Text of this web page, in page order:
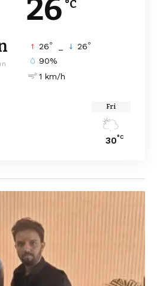
26 °C
26° 26°
90%
1 km/h
Fri
30°C